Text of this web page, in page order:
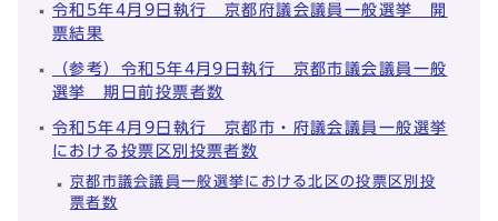
令和5年4月9日執行 京都府議会議員一般選挙 開
票結果
（参考）令和5年4月9日執行 京都市議会議員一般
選挙 期日前投票者数
令和5年4月9日執行 京都市・府議会議員一般選挙
における投票区別投票者数
京都市議会議員一般選挙における北区の投票区別投
票者数